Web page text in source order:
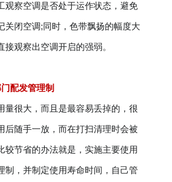
观察空调是否处于运作状态，避免
关闭空调;同时，色带飘扬的幅度大
接观察出空调开启的强弱。
配发管理制
量很大，而且是最容易丢掉的，很
后随手一放，而在打扫清理时会被
较节省的办法就是，实施主要使用
制，并制定使用寿命时间，自己管